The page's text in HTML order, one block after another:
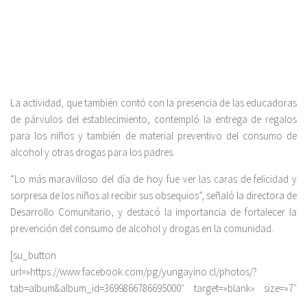
La actividad, que también contó con la presencia de las educadoras
de párvulos del establecimiento, contempló la entrega de regalos
para los niños y también de material preventivo del consumo de
alcohol y otras drogas para los padres.
“Lo más maravilloso del día de hoy fue ver las caras de felicidad y
sorpresa de los niños al recibir sus obsequios”, señaló la directora de
Desarrollo Comunitario, y destacó la importancia de fortalecer la
prevención del consumo de alcohol y drogas en la comunidad.
[su_button
url=»https://www.facebook.com/pg/yungayino.cl/photos/?
tab=album&album_id=3699866786695000″ target=»blank» size=»7″